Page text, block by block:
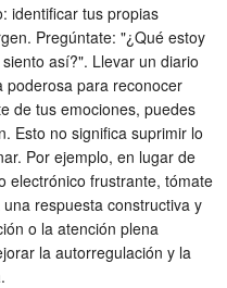
identificar tus propias
Pregúntate: "¿Qué estoy
así?". Llevar un diario
poderosa para reconocer
de tus emociones, puedes
Esto no significa suprimir lo
Por ejemplo, en lugar de
electrónico frustrante, tómate
respuesta constructiva y
o la atención plena
la autorregulación y la
.